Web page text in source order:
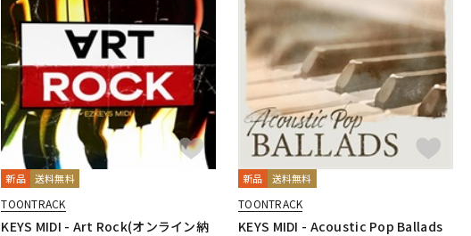
新品 送料無料
TOONTRACK
KEYS MIDI - Art Rock(オンライン納
新品 送料無料
TOONTRACK
KEYS MIDI - Acoustic Pop Ballads